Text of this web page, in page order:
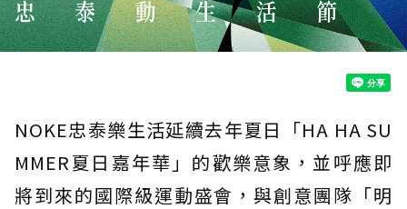
NOKE忠泰樂生活延續去年夏日「HA HA SU
MMER夏日嘉年華」的歡樂意象，並呼應即
將到來的國際級運動盛會，與創意團隊「明